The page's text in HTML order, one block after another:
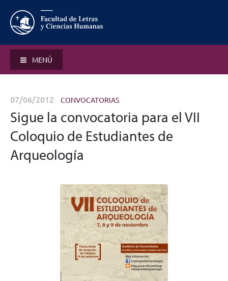
MENÚ
07/06/2012 CONVOCATORIAS
Sigue la convocatoria para el VII
Coloquio de Estudiantes de
Arqueología